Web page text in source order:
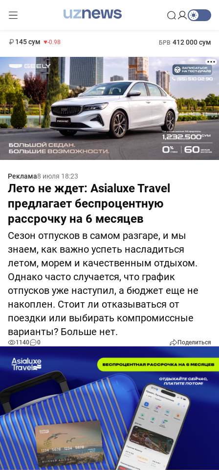
145 сум -0.98 БРВ 412 000 сум
Реклама8 июля 18:23
Лето не ждет: Asialuxe Travel
предлагает беспроцентную
рассрочку на 6 месяцев
Сезон отпусков в самом разгаре, и мы
знаем, как важно успеть насладиться
летом, морем и качественным отдыхом.
Однако часто случается, что график
отпусков уже наступил, а бюджет еще не
накоплен. Стоит ли отказываться от
поездки или выбирать компромиссные
варианты? Больше нет.
1140 0 Поделиться